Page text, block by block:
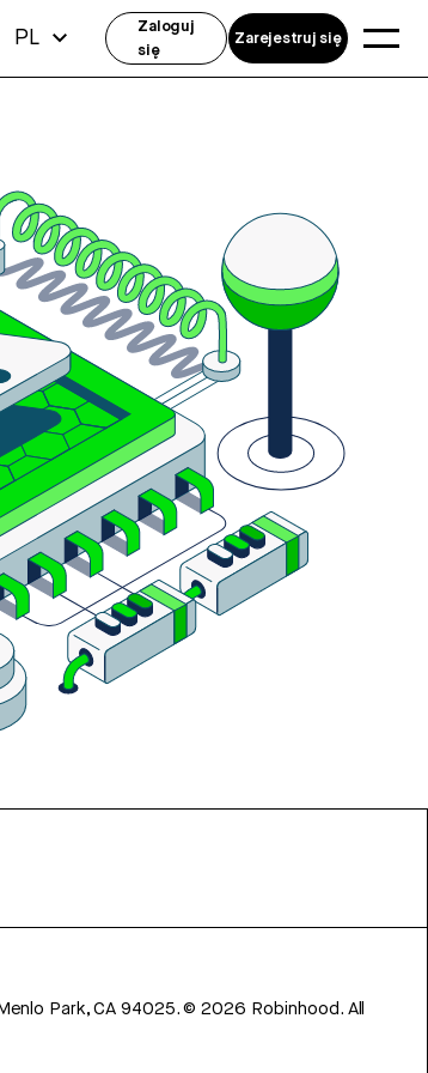
Park, CA 94025.©2026 Robinhood. All
PL
Zaloguj
się
Zarejestruj się